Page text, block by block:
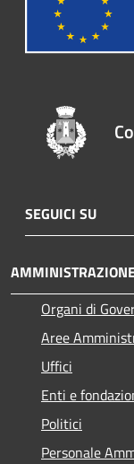
SEGUICI SU
Organi di
Aree
Uffici
Enti e
Politici
Personale